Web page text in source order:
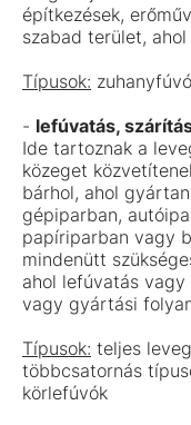
építkezések,
szabad terület,
Típusok:
- lefúvatás,
Ide tartoznak a
közeget
bárhol, ahol
gépiparban,
papíriparban vagy
mindenütt
ahol lefúvatás vagy
vagy gyártási
Típusok: teljes
többcsatornás
körlefúvók